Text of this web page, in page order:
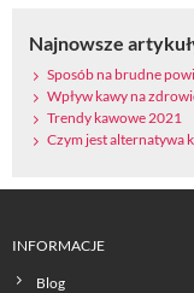
Najnowsze
Sposób na brudne
Wpływ kawy na
Trendy kawowe 2021
Czym jest alternatywa
INFORMACJE
Blog